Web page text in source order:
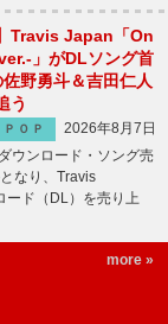
Travis Japan「On
」がDLソング首
野勇斗＆吉田仁人
う
ＰＯＰ
2026年8月7日
ウンロード・ソング売
なり、Travis
ード（DL）を売り上
more »